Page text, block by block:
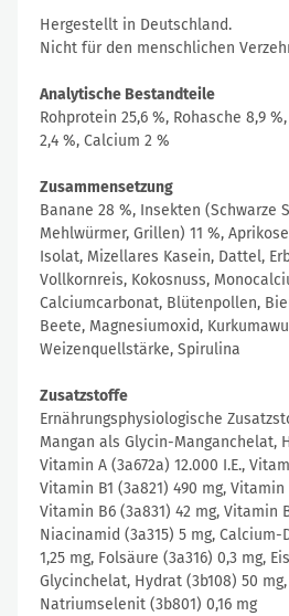
Hergestellt in Deutschland.
Nicht für den menschlichen
Analytische Bestandteile
Rohprotein 25,6 %, Rohasche 8,9
2,4 %, Calcium 2 %
Zusammensetzung
Banane 28 %, Insekten (Schwarze
Mehlwürmer, Grillen) 11 %,
Isolat, Mizellares Kasein, Dattel,
Vollkornreis, Kokosnuss,
Calciumcarbonat, Blütenpollen,
Beete, Magnesiumoxid,
Weizenquellstärke, Spirulina
Zusatzstoffe
Ernährungsphysiologische
Mangan als Glycin-Manganchelat,
Vitamin A (3a672a) 12.000 I.E.,
Vitamin B1 (3a821) 490 mg,
Vitamin B6 (3a831) 42 mg, Vitamin
Niacinamid (3a315) 5 mg, Calcium-
1,25 mg, Folsäure (3a316) 0,3 mg,
Glycinchelat, Hydrat (3b108) 50
Natriumselenit (3b801) 0,16 mg